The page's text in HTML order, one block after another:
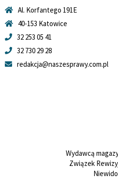
Al. Korfantego 191E
40-153 Katowice
32 253 05 41
32 730 29 28
redakcja@naszesprawy.com.pl
Wydawcą
Związek